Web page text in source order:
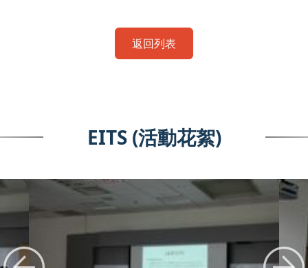
返回列表
EITS (活動花絮)